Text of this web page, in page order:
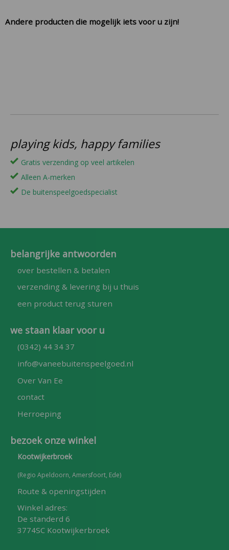
Andere producten die mogelijk iets voor u zijn!
playing kids, happy families
Gratis verzending op veel artikelen
Alleen A-merken
De buitenspeelgoedspecialist
belangrijke antwoorden
over bestellen & betalen
verzending & levering bij u thuis
een product terug sturen
we staan klaar voor u
(0342) 44 34 37
info@vaneebuitenspeelgoed.nl
Over Van Ee
contact
Herroeping
bezoek onze winkel
Kootwijkerbroek
(Regio Apeldoorn, Amersfoort, Ede)
Route & openingstijden
Winkel adres:
De standerd 6
3774SC Kootwijkerbroek